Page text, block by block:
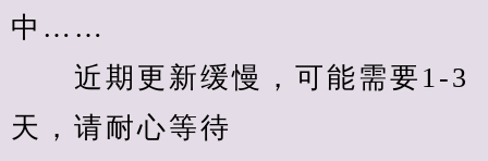
中……
近期更新缓慢，可能需要1-3
天，请耐心等待